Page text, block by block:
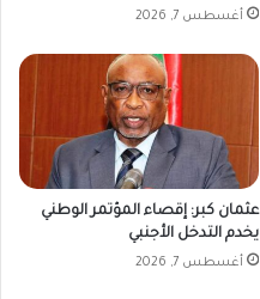
أغسطس 7, 2026
عثمان كبر: إقصاء المؤتمر الوطني
يخدم التدخل الأجنبي
أغسطس 7, 2026